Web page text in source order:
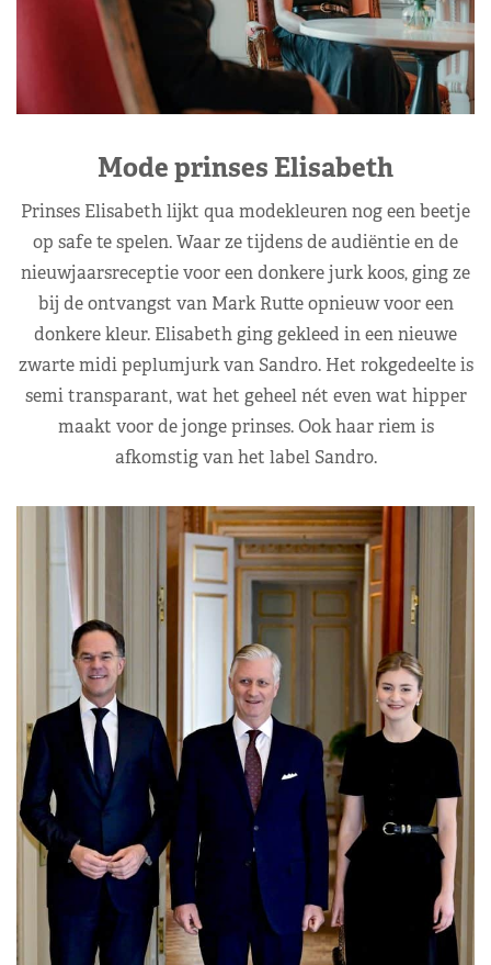
Mode prinses Elisabeth
Prinses Elisabeth lijkt qua modekleuren nog een beetje
op safe te spelen. Waar ze tijdens de audiëntie en de
nieuwjaarsreceptie voor een donkere jurk koos, ging ze
bij de ontvangst van Mark Rutte opnieuw voor een
donkere kleur. Elisabeth ging gekleed in een nieuwe
zwarte midi peplumjurk van Sandro. Het rokgedeelte is
semi transparant, wat het geheel nét even wat hipper
maakt voor de jonge prinses. Ook haar riem is
afkomstig van het label Sandro.